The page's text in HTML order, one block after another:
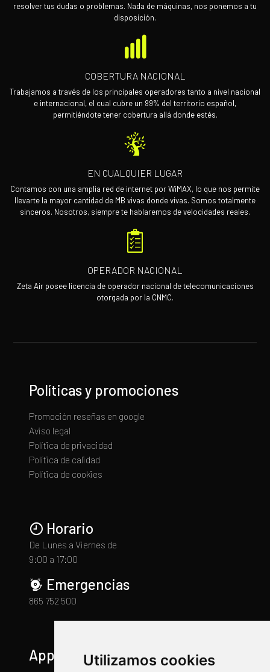
Utilizamos cookies
resolver tus dudas o problemas. Nada de máquinas, nos ponemos a tu
disposición.
COBERTURA NACIONAL
Trabajamos a través de los principales operadores tanto a nivel nacional
e internacional, el cual cubre un 99% del territorio español,
permitiéndote tener cobertura allá donde estés.
EN CUALQUIER LUGAR
Contamos con una amplia red de internet por WiMAX, lo que nos permite
llevarte la mayor cantidad de MB vivas donde vivas. Somos totalmente
sinceros. Nosotros, siempre te hablaremos de velocidades reales.
OPERADOR NACIONAL
Zeta Air posee licencia de operador nacional de telecomunicaciones
otorgada por la CNMC.
Políticas y promociones
Promoción reseñas en google
Aviso legal
Política de privacidad
Política de calidad
Política de cookies
Horario
De Lunes a Viernes de
9:00 a 17:00
Emergencias
865 752 500
App